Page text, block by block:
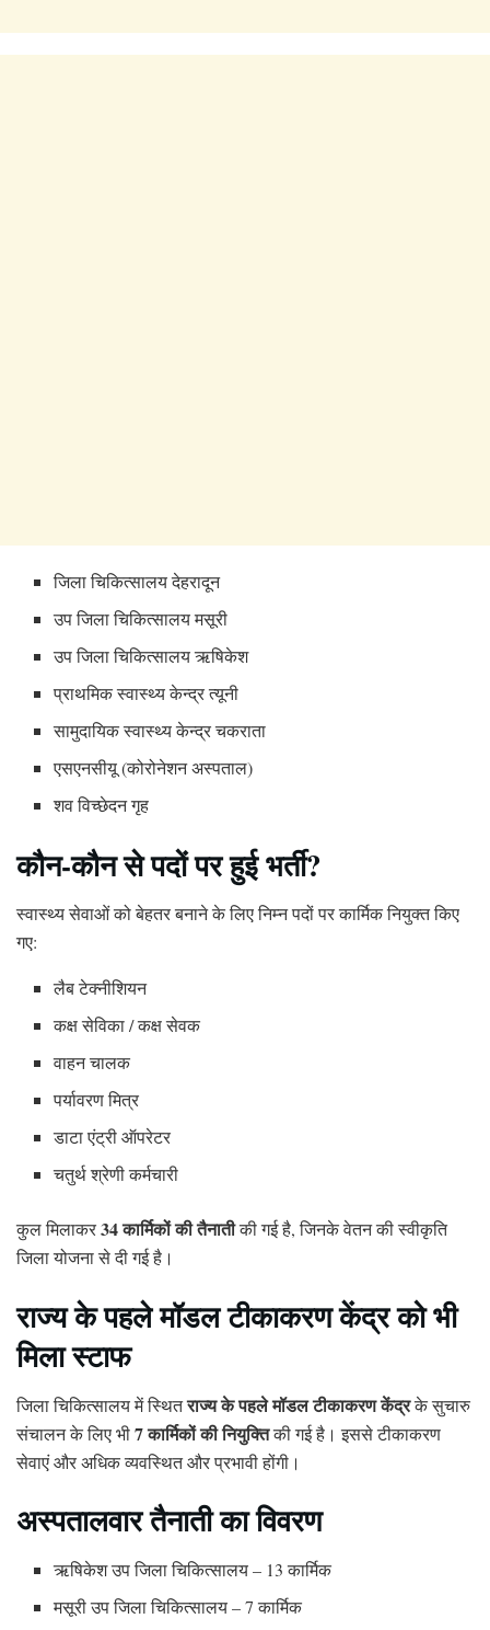
जिला चिकित्सालय देहरादून
उप जिला चिकित्सालय मसूरी
उप जिला चिकित्सालय ऋषिकेश
प्राथमिक स्वास्थ्य केन्द्र त्यूनी
सामुदायिक स्वास्थ्य केन्द्र चकराता
एसएनसीयू (कोरोनेशन अस्पताल)
शव विच्छेदन गृह
कौन-कौन से पदों पर हुई भर्ती?
स्वास्थ्य सेवाओं को बेहतर बनाने के लिए निम्न पदों पर कार्मिक नियुक्त किए
गए:
लैब टेक्नीशियन
कक्ष सेविका / कक्ष सेवक
वाहन चालक
पर्यावरण मित्र
डाटा एंट्री ऑपरेटर
चतुर्थ श्रेणी कर्मचारी
कुल मिलाकर34 कार्मिकों की तैनातीकी गई है, जिनके वेतन की स्वीकृति
जिला योजना से दी गई है।
राज्य के पहले मॉडल टीकाकरण केंद्र को भी
मिला स्टाफ
जिला चिकित्सालय में स्थितराज्य के पहले मॉडल टीकाकरण केंद्रके सुचारु
संचालन के लिए भी7 कार्मिकों की नियुक्तिकी गई है। इससे टीकाकरण
सेवाएं और अधिक व्यवस्थित और प्रभावी होंगी।
अस्पतालवार तैनाती का विवरण
ऋषिकेश उप जिला चिकित्सालय – 13 कार्मिक
मसूरी उप जिला चिकित्सालय – 7 कार्मिक